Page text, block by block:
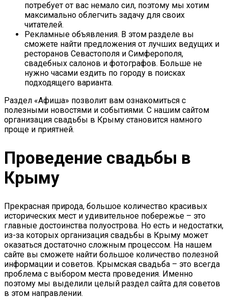
потребует от вас немало сил, поэтому мы хотим
максимально облегчить задачу для своих
читателей.
Рекламные объявления. В этом разделе вы
сможете найти предложения от лучших ведущих и
ресторанов Севастополя и Симферополя,
свадебных салонов и фотографов. Больше не
нужно часами ездить по городу в поисках
подходящего варианта.
Раздел «Афиша» позволит вам ознакомиться с
полезными новостями и событиями. С нашим сайтом
организация свадьбы в Крыму становится намного
проще и приятней.
Проведение свадьбы в
Крыму
Прекрасная природа, большое количество красивых
исторических мест и удивительное побережье – это
главные достоинства полуострова. Но есть и недостатки,
из-за которых организация свадьбы в Крыму может
оказаться достаточно сложным процессом. На нашем
сайте вы сможете найти большое количество полезной
информации и советов. Крымская свадьба – это всегда
проблема с выбором места проведения. Именно
поэтому мы выделили целый раздел сайта для советов
в этом направлении.